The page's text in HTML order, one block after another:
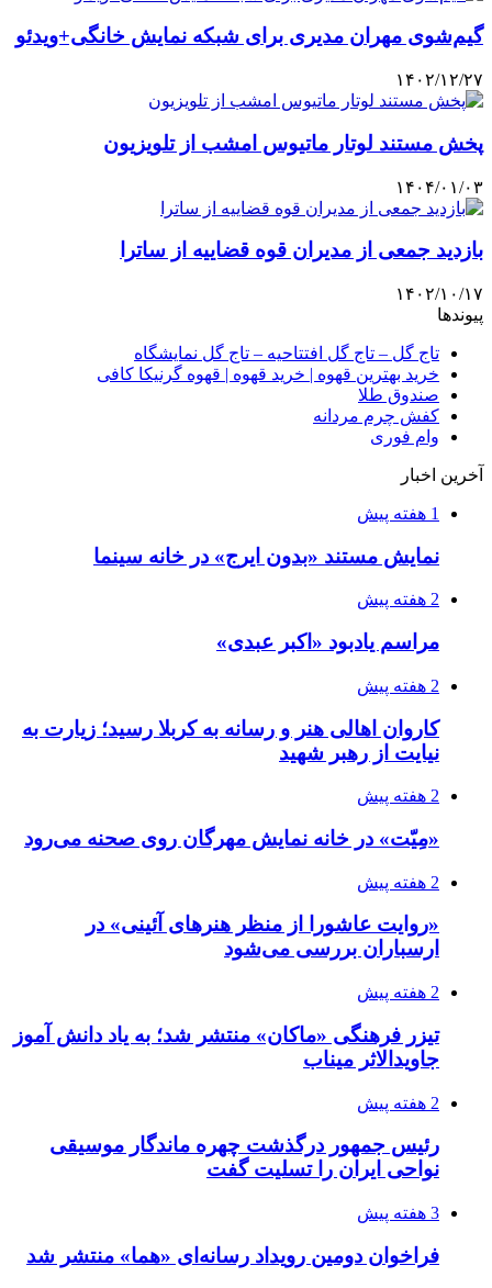
گیم‌شوی مهران مدیری برای شبکه نمایش خانگی+ویدئو
۱۴۰۲/۱۲/۲۷
پخش مستند لوتار ماتیوس امشب از تلویزیون
۱۴۰۴/۰۱/۰۳
بازدید جمعی از مدیران قوه قضاییه از ساترا
۱۴۰۲/۱۰/۱۷
پیوندها
تاج گل – تاج گل افتتاحیه – تاج گل نمایشگاه
خرید بهترین قهوه | خرید قهوه | قهوه گرنیکا کافی
صندوق طلا
کفش چرم مردانه
وام فوری
آخرین اخبار
1 هفته پیش
نمایش مستند «بدون ایرج» در خانه سینما
2 هفته پیش
مراسم یادبود «اکبر عبدی»
2 هفته پیش
کاروان اهالی هنر و رسانه به کربلا رسید؛ زیارت به
نیایت از رهبر شهید
2 هفته پیش
«مِیّت» در خانه نمایش مهرگان روی صحنه می‌رود
2 هفته پیش
«روایت عاشورا از منظر هنرهای آئینی» در
ارسباران بررسی می‌شود
2 هفته پیش
تیزر فرهنگی «ماکان» منتشر شد؛ به یاد دانش آموز
جاویدالاثر میناب
2 هفته پیش
رئیس جمهور درگذشت چهره ماندگار موسیقی
نواحی ایران را تسلیت گفت
3 هفته پیش
فراخوان دومین رویداد رسانه‌ای «هما» منتشر شد